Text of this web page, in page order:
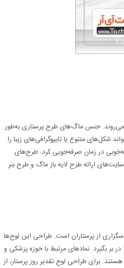
می‌روند. جنس ماگ‌های طرح پرستاری به‌طور
شکل‌های متنوع یا تایپوگرافی‌های زیبا را
به‌خوبی در زمان صرفه‌جویی کرد. طرح‌های
ارائه طرح لایه باز ماگ و طرح بنر
از پرستاران است. طراحی این لوح‌ها
بر بگیرد. نمادهای مرتبط با حوزه پزشکی و
هستند. برای طراحی لوح تقدیر روز پرستار، از